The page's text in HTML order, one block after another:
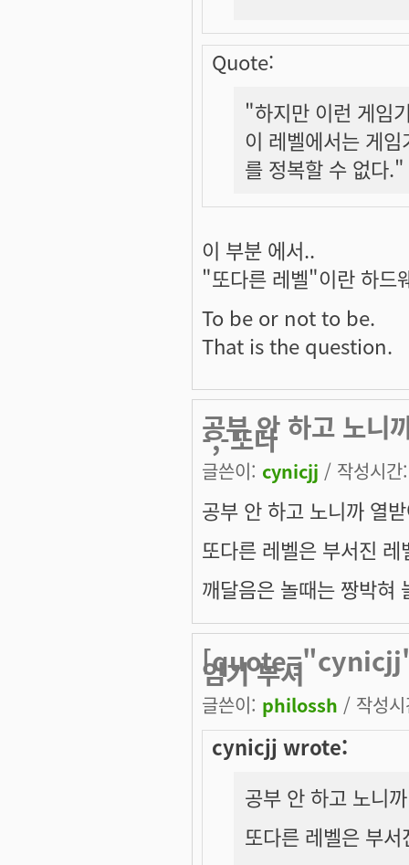
Quote:
"하지만 이런 게임
이 레벨에서는 게
를 정복할 수 없다."
이 부분 에서..
"또다른 레벨"이란 하드
To be or not to be.
That is the question.
공부 안 하고 노니
-,-또다
글쓴이: cynicjj / 작성시
공부 안 하고 노니까 열
또다른 레벨은 부서진 레
깨달음은 놀때는 짱박혀
[quote="cynicjj"]
임기 부셔
글쓴이: philossh / 작성
cynicjj wrote:
공부 안 하고 노니
또다른 레벨은 부